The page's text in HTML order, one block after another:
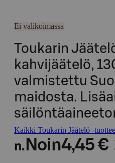
Ei valikoimassa
Toukarin
kahvijäätelö,
valmistettu
maidosta.
Kaikki Toukarin Jäätelö -
n. Noin4,45 €